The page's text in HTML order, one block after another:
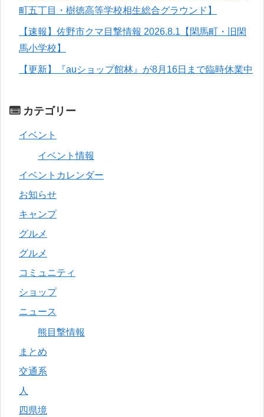
町五丁目・樹徳高等学校相生総合グラウンド】
【速報】佐野市クマ目撃情報 2026.8.1【閑馬町・旧閑
馬小学校】
【更新】『auショップ館林』が8月16日まで臨時休業中
カテゴリー
イベント
イベント情報
イベントカレンダー
お知らせ
キャンプ
グルメ
グルメ
コミュニティ
ショップ
ニュース
熊目撃情報
まとめ
交通系
人
四県境